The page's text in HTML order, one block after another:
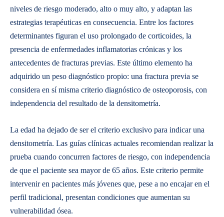
niveles de riesgo moderado, alto o muy alto, y adaptan las
estrategias terapéuticas en consecuencia. Entre los factores
determinantes figuran el uso prolongado de corticoides, la
presencia de enfermedades inflamatorias crónicas y los
antecedentes de fracturas previas. Este último elemento ha
adquirido un peso diagnóstico propio: una fractura previa se
considera en sí misma criterio diagnóstico de osteoporosis, con
independencia del resultado de la densitometría.
La edad ha dejado de ser el criterio exclusivo para indicar una
densitometría. Las guías clínicas actuales recomiendan realizar la
prueba cuando concurren factores de riesgo, con independencia
de que el paciente sea mayor de 65 años. Este criterio permite
intervenir en pacientes más jóvenes que, pese a no encajar en el
perfil tradicional, presentan condiciones que aumentan su
vulnerabilidad ósea.